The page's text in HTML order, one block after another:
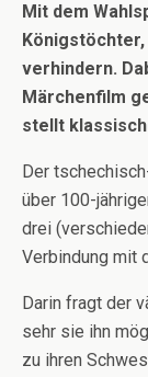
Mit dem
verhindern.
Märchenfilm
stellt
Der
über 100-
drei
Verbindung mit
Darin fragt der
sehr sie ihn
zu ihren